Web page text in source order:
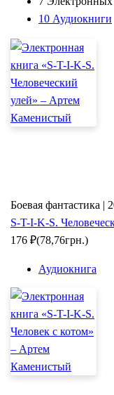
10 Аудиокниги
Боевая фантастика |
S-T-I-K-S.
176 ₽(78,76грн.)
Аудиокнига